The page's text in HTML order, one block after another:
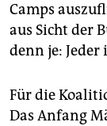
Camps
aus Sicht der
denn je: Jeder
Für die
Das Anfang